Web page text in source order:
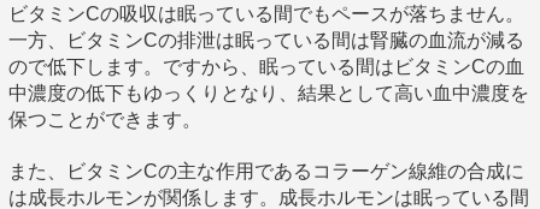
ビタミンCの吸収は眠っている間でもペースが落ちません。
一方、ビタミンCの排泄は眠っている間は腎臓の血流が減る
ので低下します。ですから、眠っている間はビタミンCの血
中濃度の低下もゆっくりとなり、結果として高い血中濃度を
保つことができます。
また、ビタミンCの主な作用であるコラーゲン線維の合成に
は成長ホルモンが関係します。成長ホルモンは眠っている間